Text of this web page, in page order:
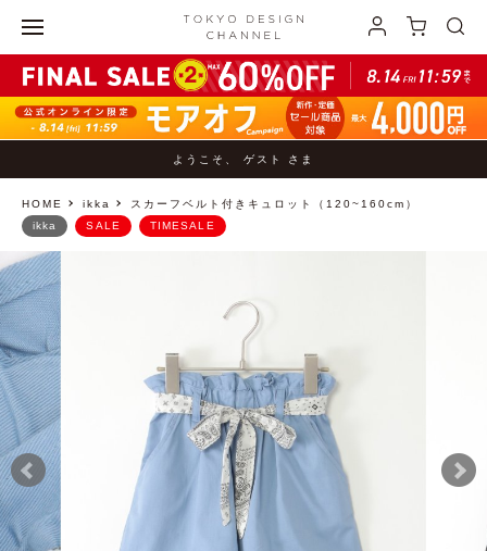
ようこそ、 ゲスト さま
HOME ikka スカーフベルト付きキュロット（120~160cm）
ikka SALE TIMESALE